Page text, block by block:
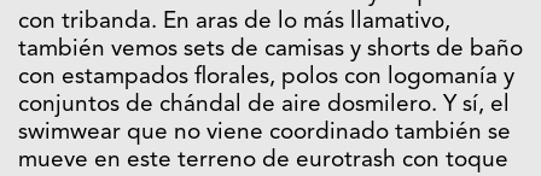
con tribanda. En aras de lo más llamativo,
también vemos sets de camisas y shorts de baño
con estampados florales, polos con logomanía y
conjuntos de chándal de aire dosmilero. Y sí, el
swimwear que no viene coordinado también se
mueve en este terreno de eurotrash con toque